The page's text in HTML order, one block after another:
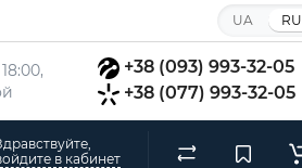
UA RU
+38 (093) 993-32-05
+38 (077) 993-32-05
в кабинет